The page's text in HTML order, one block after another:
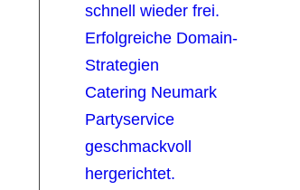
schnell wieder frei.
Erfolgreiche Domain-
Strategien
Catering Neumark
Partyservice
geschmackvoll
hergerichtet.